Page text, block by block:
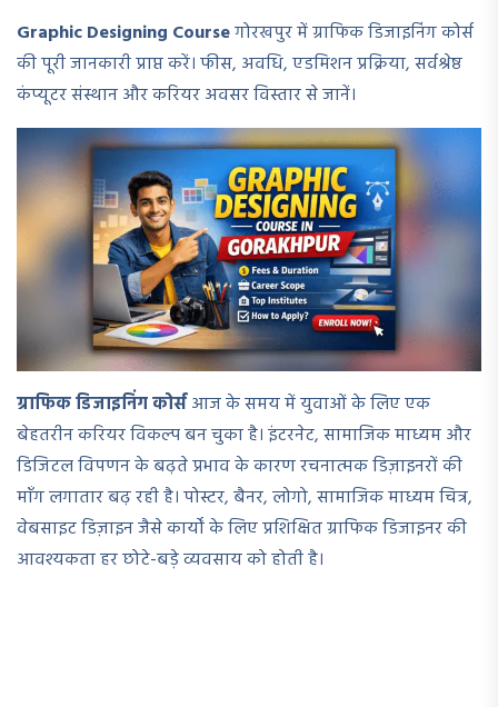
Graphic Designing Courseगोरखपुर में ग्राफिक डिजाइनिंग कोर्स
की पूरी जानकारी प्राप्त करें। फीस, अवधि, एडमिशन प्रक्रिया, सर्वश्रेष्ठ
कंप्यूटर संस्थान और करियर अवसर विस्तार से जानें।
ग्राफिक डिजाइनिंग कोर्सआज के समय में युवाओं के लिए एक
बेहतरीन करियर विकल्प बन चुका है। इंटरनेट, सामाजिक माध्यम और
डिजिटल विपणन के बढ़ते प्रभाव के कारण रचनात्मक डिज़ाइनरों की
माँग लगातार बढ़ रही है। पोस्टर, बैनर, लोगो, सामाजिक माध्यम चित्र,
वेबसाइट डिज़ाइन जैसे कार्यों के लिए प्रशिक्षित ग्राफिक डिजाइनर की
आवश्यकता हर छोटे-बड़े व्यवसाय को होती है।